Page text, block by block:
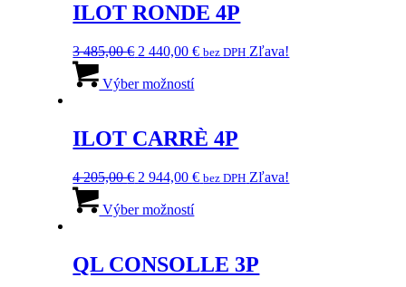
ILOT RONDE 4P
3 485,00€ Pôvodná
bola:
2 440,00€Aktuálna
bez DPH Zľava!
Výber možnostíprodukt
variantov.
Možnosti
môžete
na
ILOT CARRÈ 4P
4 205,00€ Pôvodná
bola:
2 944,00€Aktuálna
bez DPH Zľava!
Výber možnostíprodukt
variantov.
Možnosti
QL CONSOLLE 3P